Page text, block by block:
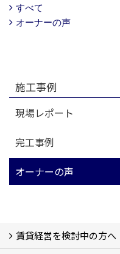
すべて
オーナーの声
施工事例
現場レポート
完工事例
オーナーの声
賃貸経営を検討中の方へ